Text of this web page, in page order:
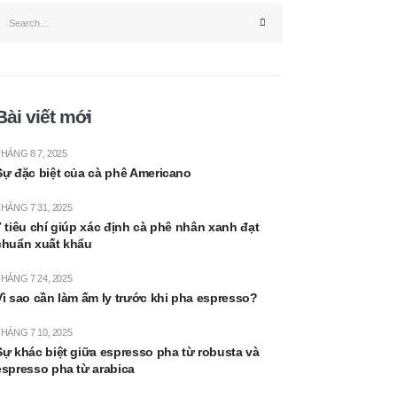
viết mới
đặc biệt của cà phê Americano
8 7, 2025
tiêu chí giúp xác định cà phê nhân xanh đạt
xuất khẩu
7 31, 2025
sao cần làm ấm ly trước khi pha espresso?
7 24, 2025
khác biệt giữa espresso pha từ robusta và
pha từ arabica
7 10, 2025